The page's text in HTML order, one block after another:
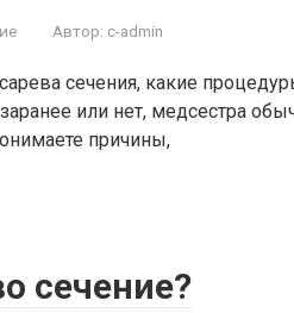
Автор: c-admin
сечения, какие
или нет, медсестра
причины,
сечение?